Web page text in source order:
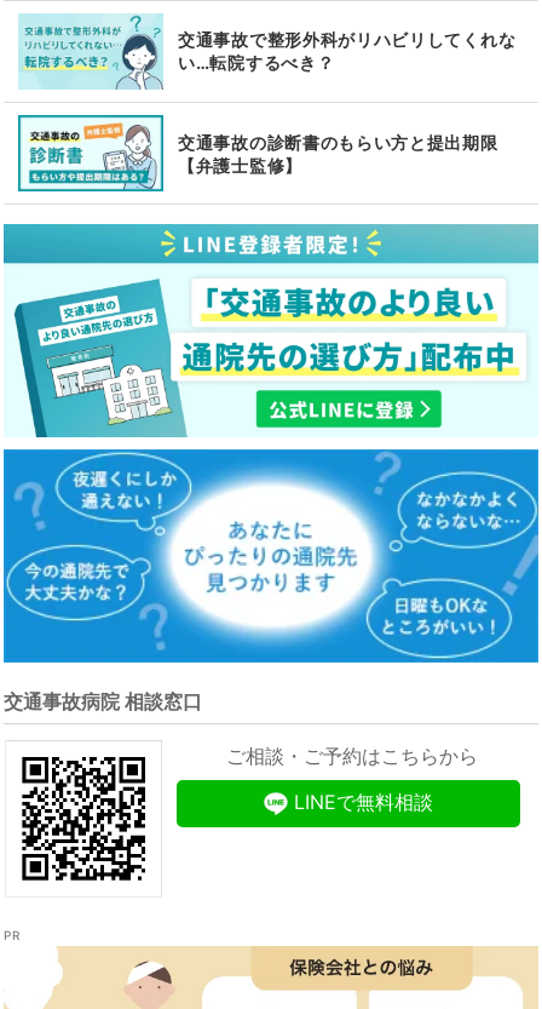
交通事故で整形外科がリハビリしてくれな
い…転院するべき？
交通事故の診断書のもらい方と提出期限
【弁護士監修】
交通事故病院 相談窓口
ご相談・ご予約はこちらから
LINEで無料相談